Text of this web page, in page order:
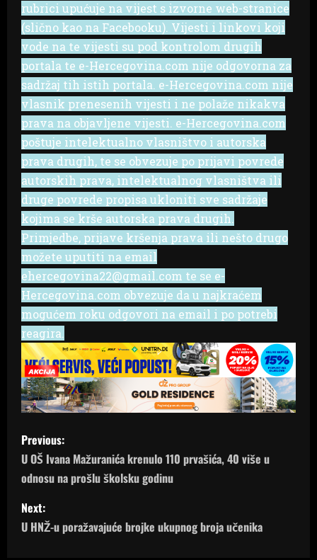
rubrici upućuje na vijest s izvorne web-stranice
(slično kao na Facebooku). Vijesti i linkovi koji
vode na te vijesti su pod kontrolom drugih
portala te e-Hercegovina.com nije odgovorna za
sadržaj tih istih portala. e-Hercegovina.com nije
vlasnik prenesenih vijesti i ne polaže nikakva
prava na objavljene vijesti. e-Hercegovina.com
poštuje intelektualno vlasništvo i autorska
prava drugih, te se obvezuje po prijavi povrede
autorskih prava, intelektualnog vlasništva ili
druge povrede propisa ukloniti sve sadržaje
kojima se krše autorska prava drugih.
Primjedbe, prijave kršenja prava ili nešto drugo
možete uputiti na email
ehercegovina22@gmail.com te se e-
Hercegovina.com obvezuje da u najkraćem
mogućem roku odgovori na email i po potrebi
reagira.
P
o
s
t
Previous:
U OŠ Ivana Mažuranića krenulo 110 prvašića, 40 više u
odnosu na prošlu školsku godinu
Next:
U HNŽ-u poražavajuće brojke ukupnog broja učenika